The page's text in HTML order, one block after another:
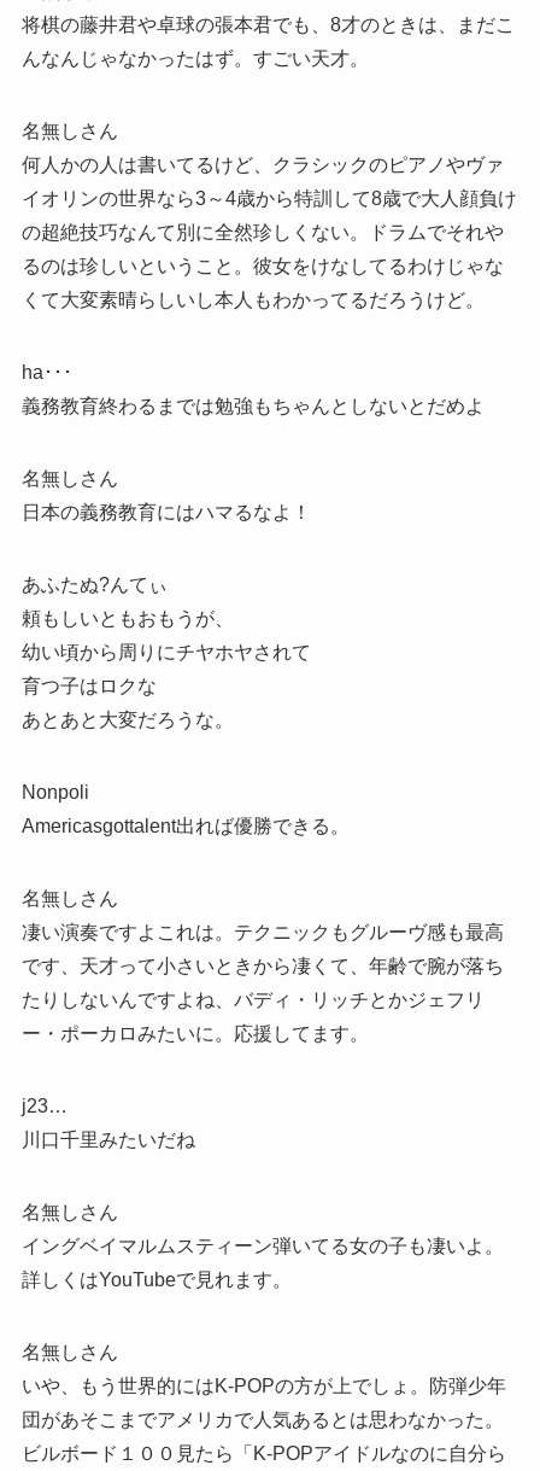
将棋の藤井君や卓球の張本君でも、8才のときは、まだこ
んなんじゃなかったはず。すごい天才。
名無しさん
何人かの人は書いてるけど、クラシックのピアノやヴァ
イオリンの世界なら3～4歳から特訓して8歳で大人顔負け
の超絶技巧なんて別に全然珍しくない。ドラムでそれや
るのは珍しいということ。彼女をけなしてるわけじゃな
くて大変素晴らしいし本人もわかってるだろうけど。
ha･･･
義務教育終わるまでは勉強もちゃんとしないとだめよ
名無しさん
日本の義務教育にはハマるなよ！
あふたぬ?んてぃ
頼もしいともおもうが、
幼い頃から周りにチヤホヤされて
育つ子はロクな
あとあと大変だろうな。
Nonpoli
Americasgottalent出れば優勝できる。
名無しさん
凄い演奏ですよこれは。テクニックもグルーヴ感も最高
です、天才って小さいときから凄くて、年齢で腕が落ち
たりしないんですよね、バディ・リッチとかジェフリ
ー・ポーカロみたいに。応援してます。
j23…
川口千里みたいだね
名無しさん
イングベイマルムスティーン弾いてる女の子も凄いよ。
詳しくはYouTubeで見れます。
名無しさん
いや、もう世界的にはK-POPの方が上でしょ。防弾少年
団があそこまでアメリカで人気あるとは思わなかった。
ビルボード１００見たら「K-POPアイドルなのに自分ら